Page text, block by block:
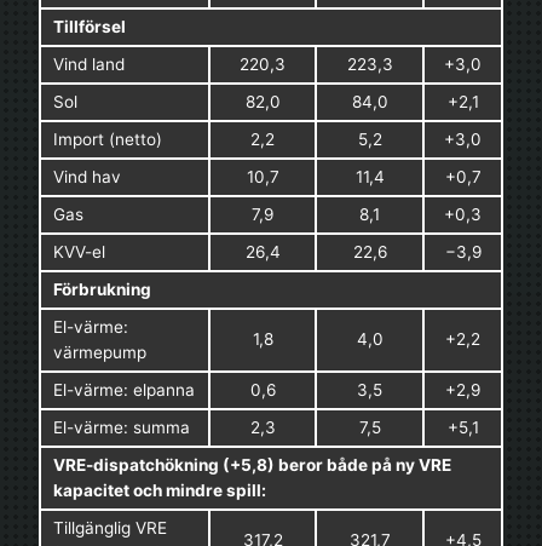
Tillförsel
Vind land
220,3 223,3
+3,0
Sol
82,0 84,0
+2,1
Import (netto)
2,2 5,2
+3,0
Vind hav
10,7 11,4
+0,7
Gas
7,9 8,1
+0,3
KVV-el
26,4 22,6
−3,9
Förbrukning
El-värme:
värmepump
1,8 4,0 +2,2
El-värme: elpanna 0,6 3,5
+2,9
El-värme: summa
2,3 7,5
+5,1
VRE-dispatchökning (+5,8) beror både på ny VRE
kapacitet och mindre spill:
Tillgänglig VRE
317,2 321,7 +4,5